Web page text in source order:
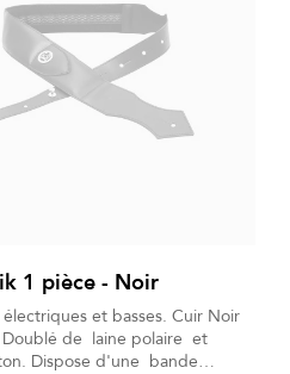
1 pièce - Noir
et basses. Cuir Noir
bande